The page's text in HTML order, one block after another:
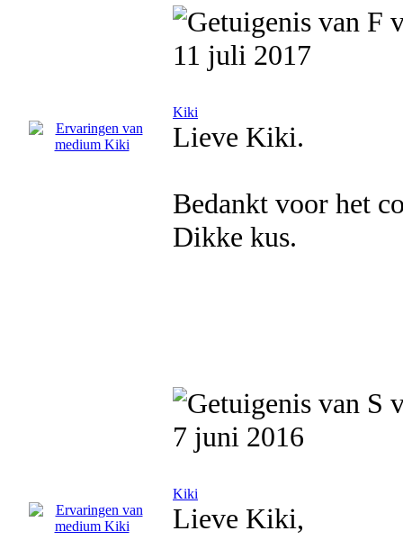
11 juli 2017
Kiki
Lieve Kiki.
Bedankt voor het
Dikke kus.
7 juni 2016
Kiki
Lieve Kiki,